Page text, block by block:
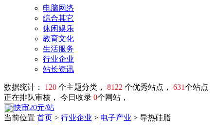
电脑网络
综合其它
休闲娱乐
教育文化
生活服务
行业企业
站长资讯
数据统计： 120 个主题分类， 8122 个优秀站点， 631个站点
正在排队审核， 今日收录 0个网站，
快审20元/站
当前位置 首页 > 行业企业 > 电子产业 > 导热硅脂